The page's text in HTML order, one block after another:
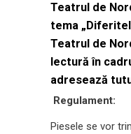
Teatrul de
tema
Teatrul de
lectură în
adresează
Regulament:
Piesele se vor